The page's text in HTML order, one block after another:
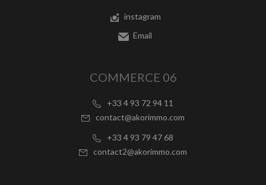
instagram
Email
COMMERCE 06
+33 4 93 72 94 11
contact@akorimmo.com
+33 4 93 79 47 68
contact2@akorimmo.com